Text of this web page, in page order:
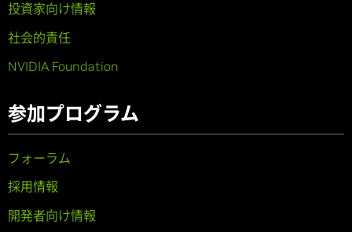
投資家向け情報
社会的責任
NVIDIA Foundation
参加プログラム
フォーラム
採用情報
開発者向け情報